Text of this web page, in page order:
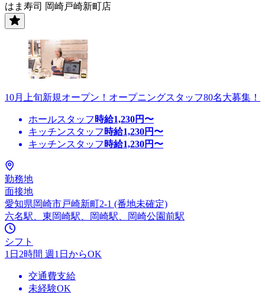
はま寿司 岡崎戸崎新町店
10月上旬新規オープン！オープニングスタッフ80名大募集！
ホールスタッフ 時給1,230円〜
キッチンスタッフ 時給1,230円〜
キッチンスタッフ 時給1,230円〜
勤務地
面接地
愛知県岡崎市戸崎新町2-1 (番地未確定)
六名駅、東岡崎駅、岡崎駅、岡崎公園前駅
シフト
1日2時間 週1日からOK
交通費支給
未経験OK